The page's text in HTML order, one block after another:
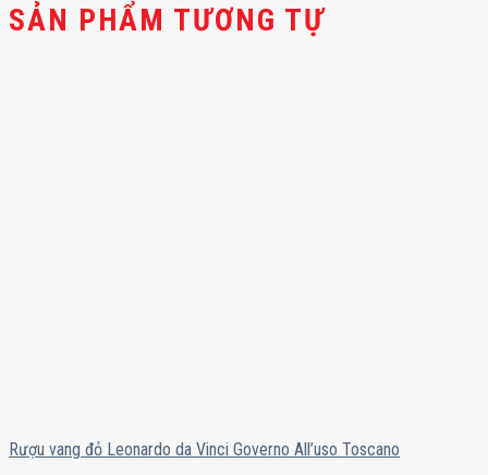
SẢN PHẨM TƯƠNG TỰ
Rượu vang đỏ Leonardo da Vinci Governo All’uso Toscano